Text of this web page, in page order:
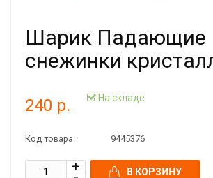
Шарик Падающие
снежинки
240 р. На складе
Код товара: 9445376
В КОРЗИНУ